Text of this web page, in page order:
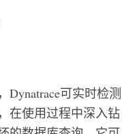
可实时检测
在使用过程中深入钻